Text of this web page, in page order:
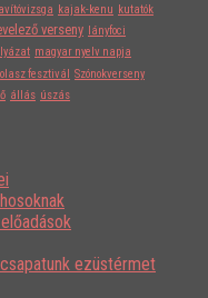
kajak-kenu kutatók
verseny lányfoci
magyar nyelv napja
olasz fesztivál Szónokverseny
állás úszás
ezüstérmet